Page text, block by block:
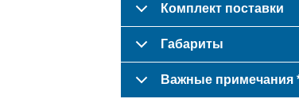
Комплект поставки
Габариты
Важные примечания